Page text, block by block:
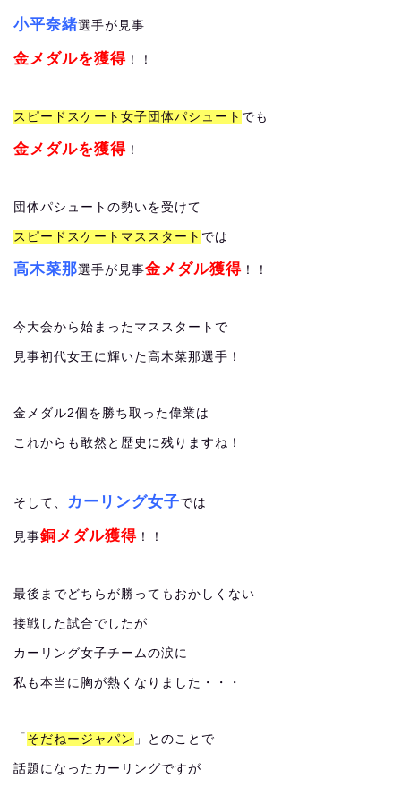
小平奈緒選手が見事
金メダルを獲得 ！！
スピードスケート女子団体パシュート でも
金メダルを獲得 ！
団体パシュートの勢いを受けて
スピードスケートマススタート では
高木菜那選手が見事金メダル獲得 ！！
今大会から始まったマススタートで
見事初代女王に輝いた高木菜那選手！
金メダル2個を勝ち取った偉業は
これからも敢然と歴史に残りますね！
そして、 カーリング女子では
見事銅メダル獲得 ！！
最後までどちらが勝ってもおかしくない
接戦した試合でしたが
カーリング女子チームの涙に
私も本当に胸が熱くなりました・・・
「 そだねージャパン 」とのことで
話題になったカーリングですが